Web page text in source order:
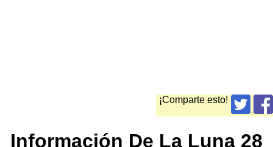
¡Comparte esto!
Información De La Luna 28